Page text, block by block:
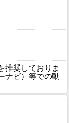
推奨しておりま
ナビ）等での動